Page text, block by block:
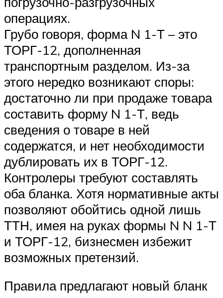
операциях.
Грубо говоря, форма N 1-Т – это
ТОРГ-12, дополненная
транспортным разделом. Из-за
этого нередко возникают споры:
достаточно ли при продаже товара
составить форму N 1-Т, ведь
сведения о товаре в ней
содержатся, и нет необходимости
дублировать их в ТОРГ-12.
Контролеры требуют составлять
оба бланка. Хотя нормативные акты
позволяют обойтись одной лишь
ТТН, имея на руках формы N N 1-Т
и ТОРГ-12, бизнесмен избежит
возможных претензий.
Правила предлагают новый бланк